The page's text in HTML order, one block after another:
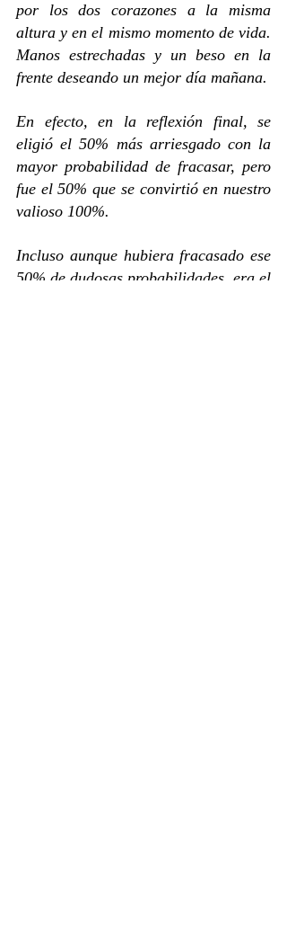
por los dos corazones a la misma
altura y en el mismo momento de vida.
Manos estrechadas y un beso en la
frente deseando un mejor día mañana.
En efecto, en la reflexión final, se
eligió el 50% más arriesgado con la
mayor probabilidad de fracasar, pero
fue el 50% que se convirtió en nuestro
valioso 100%.
Incluso aunque hubiera fracasado ese
50% de dudosas probabilidades, era el